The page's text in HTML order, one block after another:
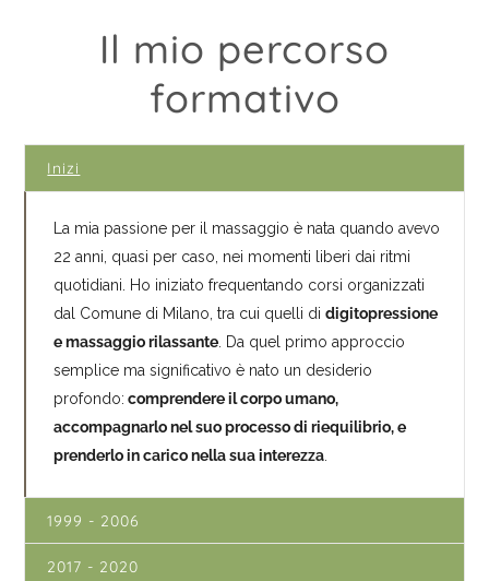
Il mio percorso
formativo
Inizi
La mia passione per il massaggio è nata quando avevo
22 anni, quasi per caso, nei momenti liberi dai ritmi
quotidiani. Ho iniziato frequentando corsi organizzati
dal Comune di Milano, tra cui quelli didigitopressione
e massaggio rilassante. Da quel primo approccio
semplice ma significativo è nato un desiderio
profondo: comprendere il corpo umano,
accompagnarlo nel suo processo di riequilibrio, e
prenderlo in carico nella sua interezza.
1999 - 2006
2017 - 2020